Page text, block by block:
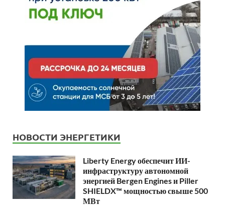
НОВОСТИ ЭНЕРГЕТИКИ
Liberty Energy обеспечит ИИ-
инфраструктуру автономной
энергией Bergen Engines и Piller
SHIELDX™ мощностью свыше 500
МВт